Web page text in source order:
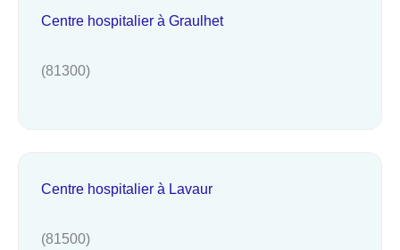
Centre hospitalier à Graulhet
(81300)
Centre hospitalier à Lavaur
(81500)